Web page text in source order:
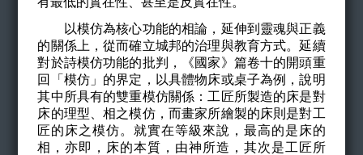
以模仿為核心功能的相論，延伸到靈魂與正義
的關係上，從而確立城邦的治理與教育方式。延續
對於詩模仿功能的批判，《國家》篇卷十的開頭重
回「模仿」的界定，以具體物床或桌子為例，說明
其中所具有的雙重模仿關係：工匠所製造的床是對
床的理型、相之模仿，而畫家所繪製的床則是對工
匠的床之模仿。就實在等級來說，最高的是床的
相，亦即，床的本質，由神所造，其次是工匠所